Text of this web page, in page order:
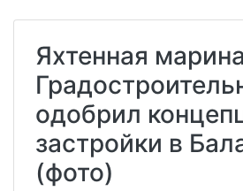
Яхтенная
одобрил
застройки в
(фото)